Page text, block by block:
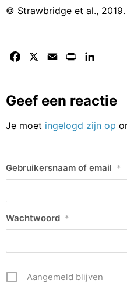
© Strawbridge et al., 2019.
Facebook Email Print
Geef een reactie
Je moet ingelogd zijn op
Gebruikersnaam of email *
Wachtwoord *
Aangemeld blijven